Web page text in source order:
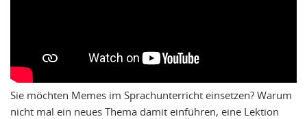
Sie möchten Memes im Sprachunterricht einsetzen? Warum
nicht mal ein neues Thema damit einführen, eine Lektion